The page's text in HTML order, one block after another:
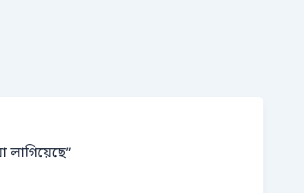
লাগিয়েছে”